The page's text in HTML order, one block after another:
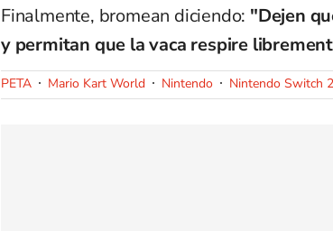
Finalmente, bromean diciendo: "Dejen
y permitan que la vaca respire
PETA Mario Kart World Nintendo Nintendo Switch 2